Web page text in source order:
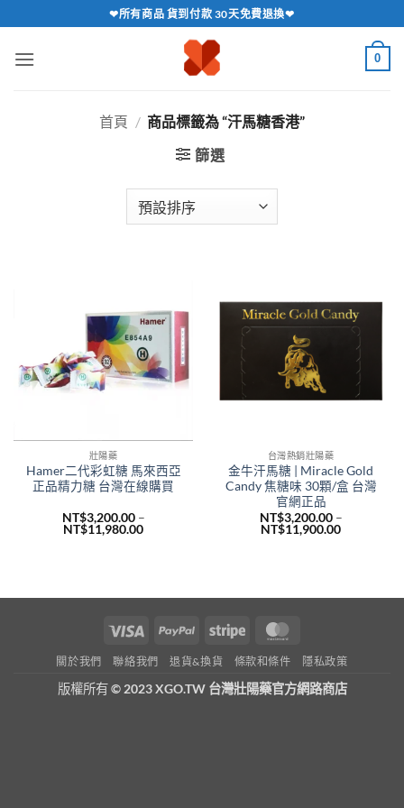
轉
❤所有商品 貨到付款 30天免費退換❤
0
首頁 / 商品標籤為 “汗馬糖香港”
篩選
壯陽藥
Hamer二代彩虹糖 馬來西亞
正品精力糖 台灣在線購買
NT$3,200.00 –
NT$11,980.00價
NT$11,980.00
台灣熱銷壯陽藥
金牛汗馬糖 | Miracle Gold
Candy 焦糖味 30顆/盒 台灣
官網正品
NT$3,200.00 –
NT$11,900.00價
Visa PayPal Stripe
關於我們 聯絡我們 退貨&換貨 條款和條件 隱私政策
版權所有© 2023 XGO.TW 台灣壯陽藥官方網路商店